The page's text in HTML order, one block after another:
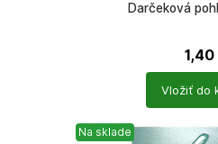
Darčeková
1,40
Vložiť do
Na sklade